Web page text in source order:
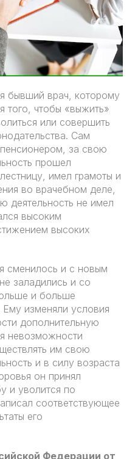
бывший врач, которому
того, чтобы «выжить»
или совершить
Сам
за свою
прошел
имел грамоты и
во врачебном деле,
деятельность не имел
высоким
высоких
сменилось и с новым
заладились и со
и больше
Ему изменяли условия
дополнительную
невозможности
им свою
и в силу возраста
он принял
и уволится по
соответствующее
его
Федерации от